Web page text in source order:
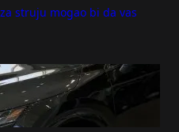
struju mogao bi da vas